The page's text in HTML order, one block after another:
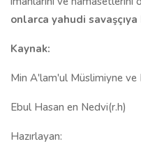
onlarca yahudi savaşçıya
Kaynak:
Min A'lam'ul Müslimiyne ve
Ebul Hasan en Nedvi(r.h)
Hazırlayan: